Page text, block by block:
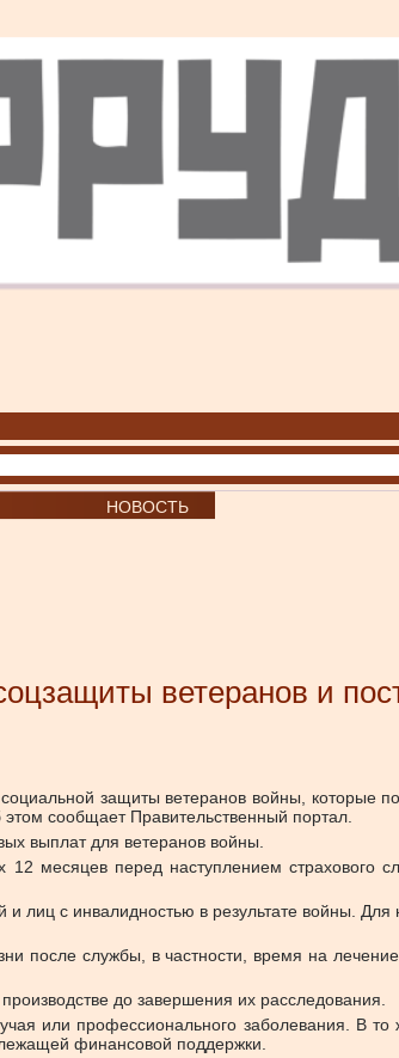
НОВОСТЬ
ветеранов и
защиты ветеранов войны, которые
сообщает Правительственный портал.
выплат для ветеранов войны.
месяцев перед наступлением страхового
лиц с инвалидностью в результате войны.
после службы, в частности, время на
до завершения их расследования.
или профессионального заболевания. В
финансовой поддержки.